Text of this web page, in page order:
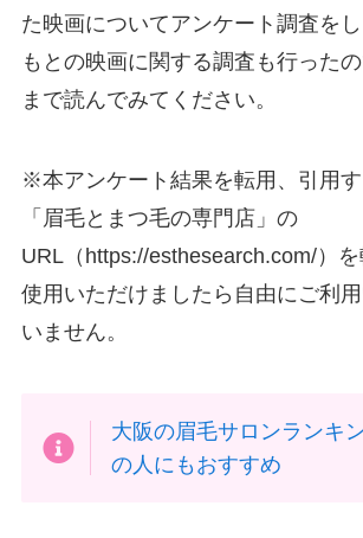
た映画についてアンケート調査を
もとの映画に関する調査も行った
まで読んでみてください。
※本アンケート結果を転用、引用す
「眉毛とまつ毛の専門店」の
URL（https://esthesearch.com/）
使用いただけましたら自由にご利
いません。
大阪の眉毛サロンランキ
の人にもおすすめ